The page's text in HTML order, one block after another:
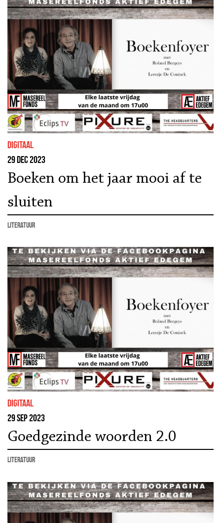
Digitaal
29 dec 2023
Boeken om het jaar mooi af te
sluiten
literatuur
Digitaal
29 sep 2023
Goedgezinde woorden 2.0
literatuur